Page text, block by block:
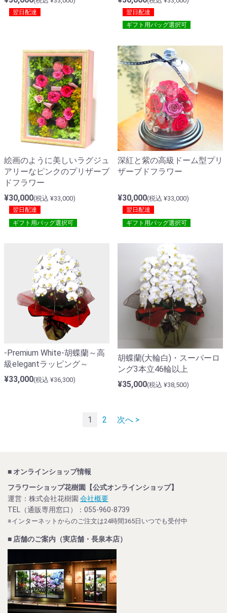
翌日配達
翌日配達
ギフト用バッグ選択可
絵画のように美しいラグジュ
アリーなピンクのプリザーブ
ドフラワー
¥30,000(税込 ¥33,000)
翌日配達
ギフト用バッグ選択可
深紅と紫の高級ドーム型プリ
ザーブドフラワー
¥30,000(税込 ¥33,000)
翌日配達
ギフト用バッグ選択可
-Premium White-胡蝶蘭～高
級elegantラッピング～
¥33,000(税込 ¥36,300)
胡蝶蘭(大輪白)・スーパーロ
ング3本立46輪以上
¥35,000(税込 ¥38,500)
1 2 次へ >
■ オンラインショップ情報
フラワーショップ花樹園【公式オンラインショップ】
運営：株式会社花樹園 会社概要
TEL（通販専用窓口）：055-960-8739
※インターネットからのご注文は24時間365日いつでも受付中
■ 店舗のご案内（実店舗・長泉本店）